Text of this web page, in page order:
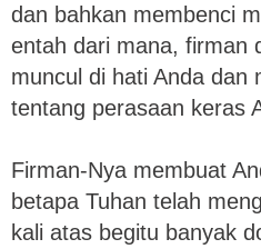
dan bahkan membenci
entah dari mana, firman
muncul di hati Anda dan
tentang perasaan keras
Firman-Nya membuat
betapa Tuhan telah
kali atas begitu banyak